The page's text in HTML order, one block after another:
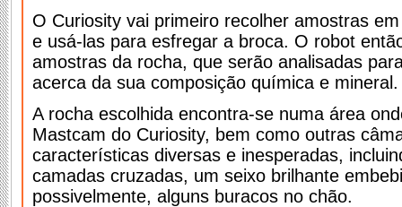
O Curiosity vai primeiro recolher amostras
e usá-las para esfregar a broca. O robot
amostras da rocha, que serão analisadas
acerca da sua composição química e mineral.
A rocha escolhida encontra-se numa área
Mastcam do Curiosity, bem como outras
características diversas e inesperadas,
camadas cruzadas, um seixo brilhante
possivelmente, alguns buracos no chão.